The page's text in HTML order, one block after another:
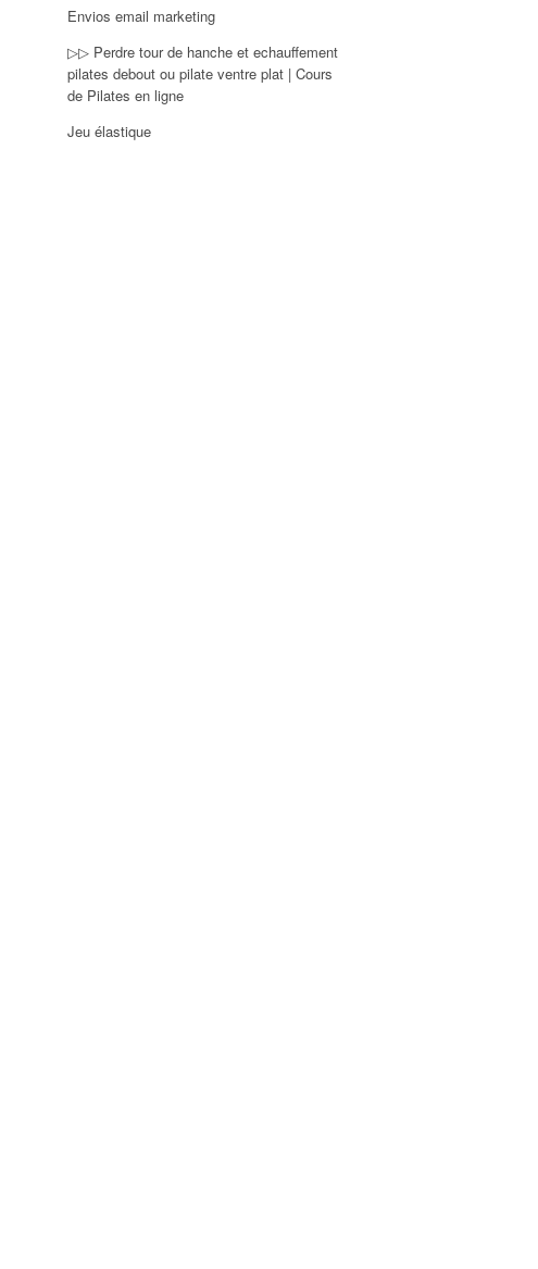
Envios email marketing
▷▷ Perdre tour de hanche et echauffement
pilates debout ou pilate ventre plat | Cours
de Pilates en ligne
Jeu élastique